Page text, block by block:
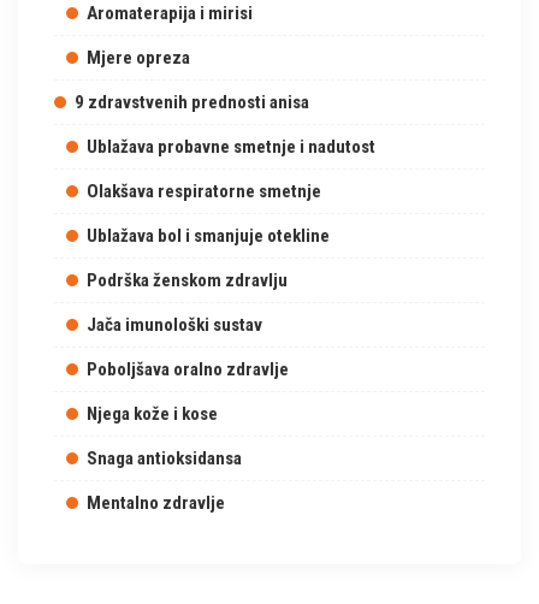
Aromaterapija i mirisi
Mjere opreza
9 zdravstvenih prednosti anisa
Ublažava probavne smetnje i nadutost
Olakšava respiratorne smetnje
Ublažava bol i smanjuje otekline
Podrška ženskom zdravlju
Jača imunološki sustav
Poboljšava oralno zdravlje
Njega kože i kose
Snaga antioksidansa
Mentalno zdravlje